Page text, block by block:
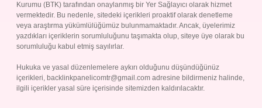
Kurumu (BTK) tarafından onaylanmış bir Yer Sağlayıcı olarak hizmet
vermektedir. Bu nedenle, sitedeki içerikleri proaktif olarak denetleme
veya araştırma yükümlülüğümüz bulunmamaktadır. Ancak, üyelerimiz
yazdıkları içeriklerin sorumluluğunu taşımakta olup, siteye üye olarak bu
sorumluluğu kabul etmiş sayılırlar.
Hukuka ve yasal düzenlemelere aykırı olduğunu düşündüğünüz
içerikleri, backlinkpanelicomtr@gmail.com adresine bildirmeniz halinde,
ilgili içerikler yasal süre içerisinde sitemizden kaldırılacaktır.